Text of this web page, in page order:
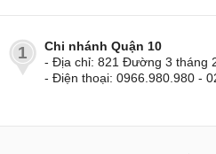
1
Chi nhánh Quận 10
- Địa chỉ: 821 Đường 3 tháng
- Điện thoại: 0966.980.980 -